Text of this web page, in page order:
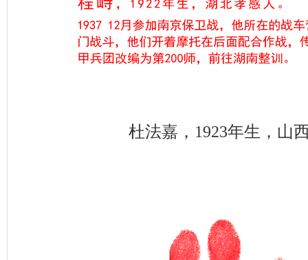
杜法嘉，1923年生，山